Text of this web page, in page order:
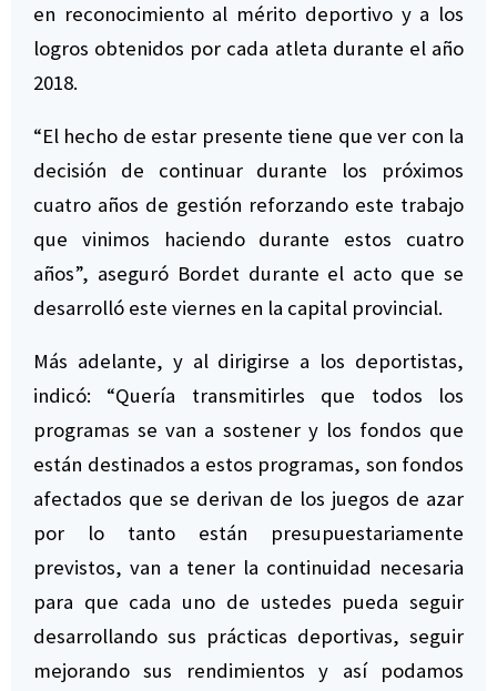
en reconocimiento al mérito deportivo y a los
logros obtenidos por cada atleta durante el año
2018.
“El hecho de estar presente tiene que ver con la
decisión de continuar durante los próximos
cuatro años de gestión reforzando este trabajo
que vinimos haciendo durante estos cuatro
años”, aseguró Bordet durante el acto que se
desarrolló este viernes en la capital provincial.
Más adelante, y al dirigirse a los deportistas,
indicó: “Quería transmitirles que todos los
programas se van a sostener y los fondos que
están destinados a estos programas, son fondos
afectados que se derivan de los juegos de azar
por lo tanto están presupuestariamente
previstos, van a tener la continuidad necesaria
para que cada uno de ustedes pueda seguir
desarrollando sus prácticas deportivas, seguir
mejorando sus rendimientos y así podamos